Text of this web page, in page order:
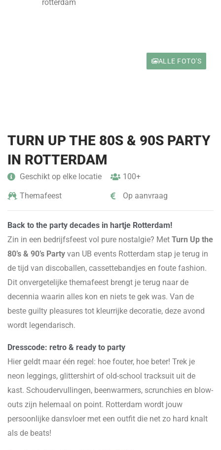
ALLE FOTO'S
TURN UP THE 80S & 90S PARTY
IN ROTTERDAM
Geschikt op elke locatie
Themafeest
100+
Op aanvraag
Back to the party decades in hartje Rotterdam!
Zin in een bedrijfsfeest vol pure nostalgie? Met Turn Up the
80’s & 90’s Party van UB events Rotterdam stap je terug in
de tijd van discoballen, cassettebandjes en foute fashion.
Dit onvergetelijke themafeest brengt je terug naar de
decennia waarin alles kon en niets te gek was. Van de
beste guilty pleasures tot kleurrijke decoratie, deze avond
wordt legendarisch.
Dresscode: retro & ready to party
Hier geldt maar één regel: hoe fouter, hoe beter! Trek je
neon leggings, glittershirt of old-school tracksuit uit de
kast. Schoudervullingen, beenwarmers, scrunchies en blow-
outs zijn helemaal on point. Rotterdam wordt jouw
persoonlijke dansvloer met een outfit die net zo hard knalt
als de beats!